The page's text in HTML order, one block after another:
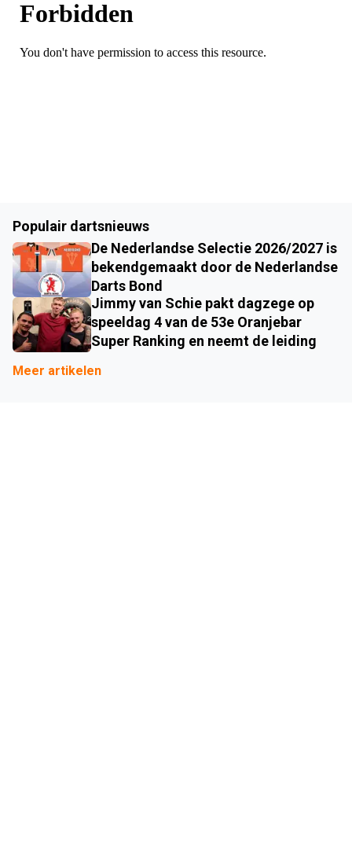
Populair dartsnieuws
De Nederlandse Selectie 2026/2027 is
bekendgemaakt door de Nederlandse
Darts Bond
Jimmy van Schie pakt dagzege op
speeldag 4 van de 53e Oranjebar
Super Ranking en neemt de leiding
Meer artikelen